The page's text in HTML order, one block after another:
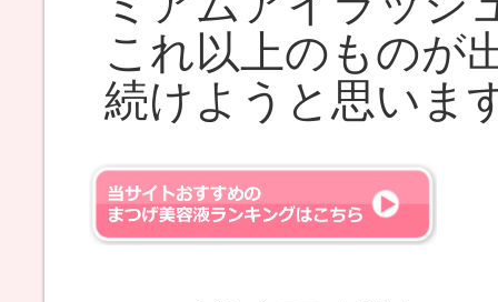
これ以上のものが
続けようと思いま